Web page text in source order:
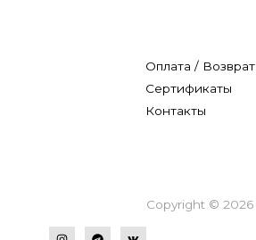
Оплата / Возврат
Сертификаты
Контакты
Copyright © 2026